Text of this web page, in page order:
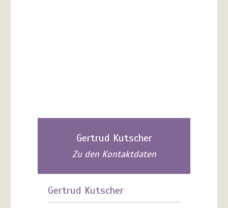
Gertrud Kutscher
Zu den Kontaktdaten
Gertrud Kutscher